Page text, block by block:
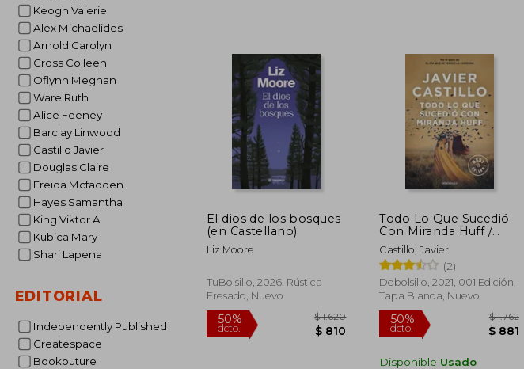
Keogh Valerie
Alex Michaelides
Arnold Carolyn
Cross Colleen
Oflynn Meghan
Ware Ruth
Alice Feeney
Barclay Linwood
Castillo Javier
Douglas Claire
Freida Mcfadden
Hayes Samantha
King Viktor A
Kubica Mary
Shari Lapena
EDITORIAL
Independently Published
Createspace
Bookouture
50%
dcto.
35%
dcto.
El dios de los bosques
(en Castellano)
Liz Moore
TuBolsillo, 2026, Rústica
Fresado, Nuevo
Todo Lo Que Sucedió
Con Miranda Huff /
Everything That
Happened to Miranda
Huff
Castillo, Javier
(2)
Debolsillo, 2021, 001 Edición,
Tapa Blanda, Nuevo
Disponible Usado